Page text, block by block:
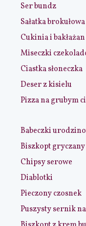
Ser bundz
Sałatka
Cukinia i
Miseczki
Ciastka słoneczka
Deser z kisielu
Pizza na grubym
Babeczki
Biszkopt gryczany
Chipsy serowe
Diablotki
Pieczony czosnek
Puszysty sernik